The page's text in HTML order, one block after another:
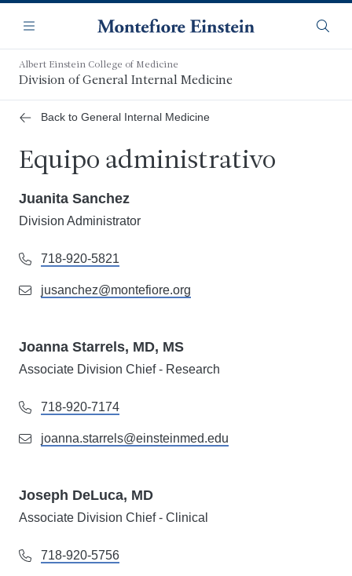
contenido
principal
Navegación
Menú
Albert Einstein College of Medicine
Division of General Internal Medicine
Back to General Internal Medicine
Equipo administrativo
Juanita Sanchez
Division Administrator
718-920-5821
jusanchez@montefiore.org
Joanna Starrels, MD, MS
Associate Division Chief - Research
718-920-7174
joanna.starrels@einsteinmed.edu
Joseph DeLuca, MD
Associate Division Chief - Clinical
718-920-5756